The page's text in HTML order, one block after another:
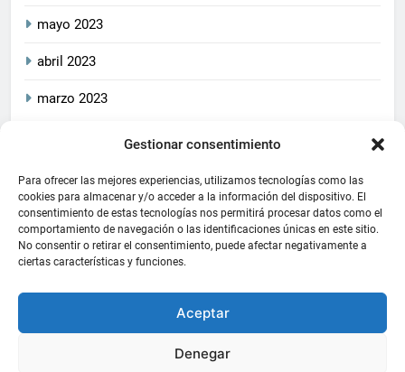
Gestionar consentimiento
Para ofrecer las mejores experiencias, utilizamos tecnologías como las
cookies para almacenar y/o acceder a la información del dispositivo. El
consentimiento de estas tecnologías nos permitirá procesar datos como el
comportamiento de navegación o las identificaciones únicas en este sitio.
No consentir o retirar el consentimiento, puede afectar negativamente a
ciertas características y funciones.
Aceptar
Denegar
mayo 2023
abril 2023
marzo 2023
los derechos reservados.
Este blog cumple con las
leyes de privacidad y
protección de datos
aplicables, asegurando la
seguridad de la información
. Funciona
gracias aBlazeThemes.
Política De CookiesAviso Legal